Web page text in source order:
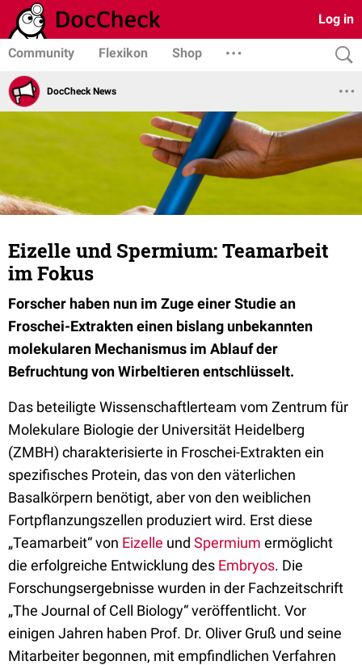
Log in
Community Flexikon Shop
DocCheck News
Eizelle und Spermium: Teamarbeit
im Fokus
Forscher haben nun im Zuge einer Studie an
Froschei-Extrakten einen bislang unbekannten
molekularen Mechanismus im Ablauf der
Befruchtung von Wirbeltieren entschlüsselt.
Das beteiligte Wissenschaftlerteam vom Zentrum für
Molekulare Biologie der Universität Heidelberg
(ZMBH) charakterisierte in Froschei-Extrakten ein
spezifisches Protein, das von den väterlichen
Basalkörpern benötigt, aber von den weiblichen
Fortpflanzungszellen produziert wird. Erst diese
„Teamarbeit“ von Eizelle und Spermium ermöglicht
die erfolgreiche Entwicklung des Embryos. Die
Forschungsergebnisse wurden in der Fachzeitschrift
„The Journal of Cell Biology“ veröffentlicht. Vor
einigen Jahren haben Prof. Dr. Oliver Gruß und seine
Mitarbeiter begonnen, mit empfindlichen Verfahren